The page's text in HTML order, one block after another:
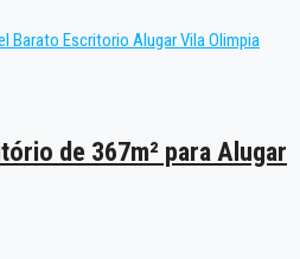
de 367m² para Alugar